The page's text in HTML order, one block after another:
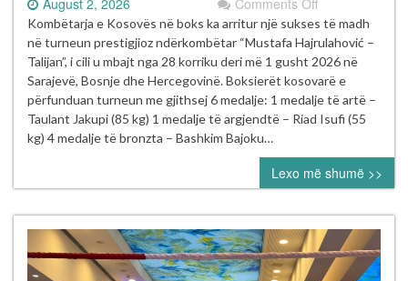
August 2, 2026 Comments Off
Kosova
shkëlqen
në
Turneun
Ndërkombëtar
të
“Mustafa
Hajrulahović
–
Talijan”
me
gjashtë
medalje
Kombëtarja e Kosovës në boks ka arritur një sukses të madh
në turneun prestigjioz ndërkombëtar “Mustafa Hajrulahović –
Talijan”, i cili u mbajt nga 28 korriku deri më 1 gusht 2026 në
Sarajevë, Bosnje dhe Hercegovinë. Boksierët kosovarë e
përfunduan turneun me gjithsej 6 medalje: 1 medalje të artë –
Taulant Jakupi (85 kg) 1 medalje të argjendtë – Riad Isufi (55
kg) 4 medalje të bronzta – Bashkim Bajoku…
Lexo më shumë >>